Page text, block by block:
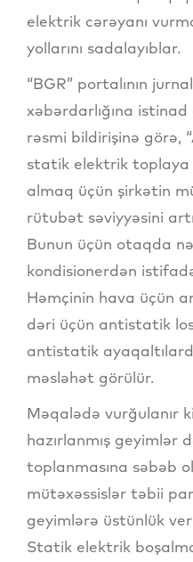
elektrik cərəyanı
yollarını sadalayıblar.
“BGR” portalının
xəbərdarlığına
rəsmi bildirişinə görə,
statik elektrik toplaya
almaq üçün şirkətin
rütubət səviyyəsini
Bunun üçün otaqda
kondisionerdən
Həmçinin hava üçün
dəri üçün antistatik
antistatik
məsləhət görülür.
Məqalədə vurğulanır
hazırlanmış geyimlər
toplanmasına səbəb
mütəxəssislər təbii
geyimlərə üstünlük
Statik elektrik